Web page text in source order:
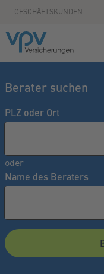
Zum Seiteninhalt springen
GESCHÄFTSKUNDEN
Berater suchen
PLZ oder Ort
oder
Name des Beraters